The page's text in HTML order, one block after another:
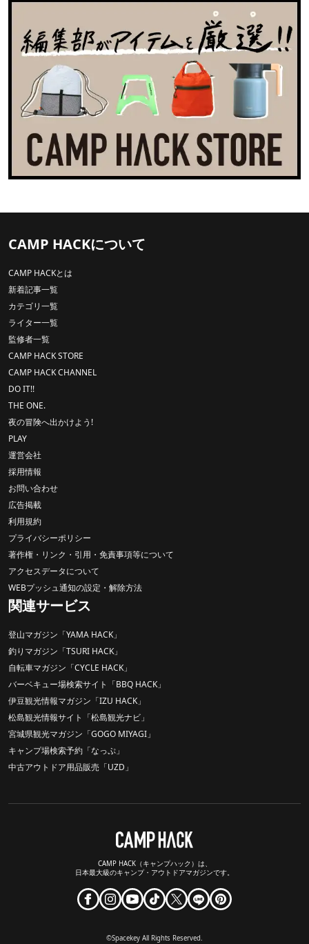
CAMP HACKについて
CAMP HACKとは
新着記事一覧
カテゴリ一覧
ライター一覧
監修者一覧
CAMP HACK STORE
CAMP HACK CHANNEL
DO IT!!
THE ONE.
夜の冒険へ出かけよう!
PLAY
運営会社
採用情報
お問い合わせ
広告掲載
利用規約
プライバシーポリシー
著作権・リンク・引用・免責事項等について
アクセスデータについて
WEBプッシュ通知の設定・解除方法
関連サービス
登山マガジン「YAMA HACK」
釣りマガジン「TSURI HACK」
自転車マガジン「CYCLE HACK」
バーベキュー場検索サイト「BBQ HACK」
伊豆観光情報マガジン「IZU HACK」
松島観光情報サイト「松島観光ナビ」
宮城県観光マガジン「GOGO MIYAGI」
キャンプ場検索予約「なっぷ」
中古アウトドア用品販売「UZD」
CAMP HACK（キャンプハック）は、
日本最大級のキャンプ・アウトドアマガジンです。
©Spacekey All Rights Reserved.